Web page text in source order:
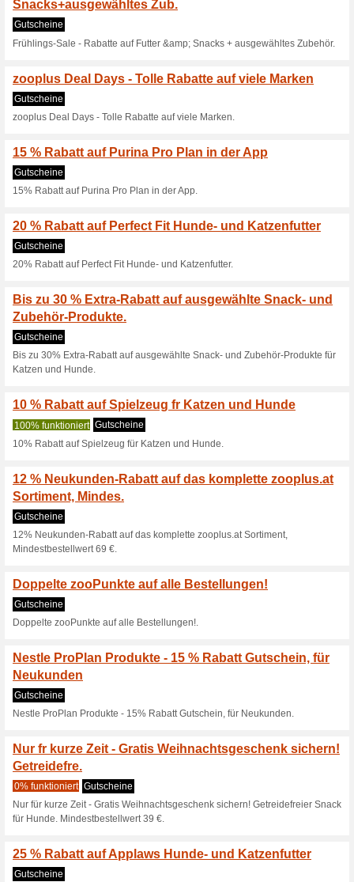
Gutscheine
Der Herbst steht vor
die Tempe.
33% funktioniert
Der Herbst steht vor der Tür
külter. Daher gibt es bei
zur Bestellung!.
10 % Rabatt auf
Marken
Gutscheine
10% Rabatt auf Futter,
Bis zu 50 % Extra-
Katzen und Hunde
Gutscheine
Bis zu 50% Extra-Rabatt auf